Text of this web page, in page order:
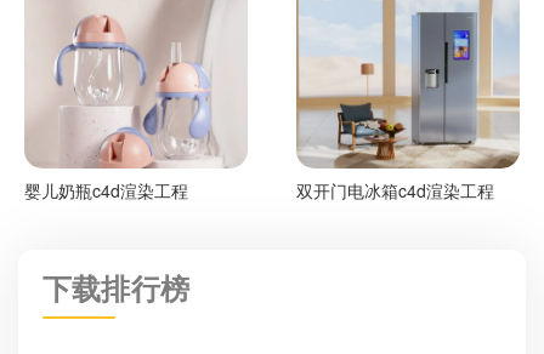
婴儿奶瓶c4d渲染工程 双开门电冰箱c4d渲染工程
下载排行榜